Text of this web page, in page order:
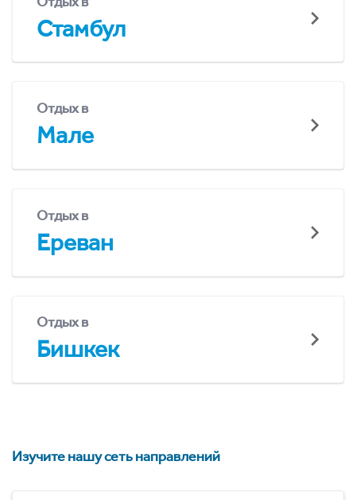
Стамбул
Отдых в
Мале
Отдых в
Ереван
Отдых в
Бишкек
Изучите нашу сеть направлений